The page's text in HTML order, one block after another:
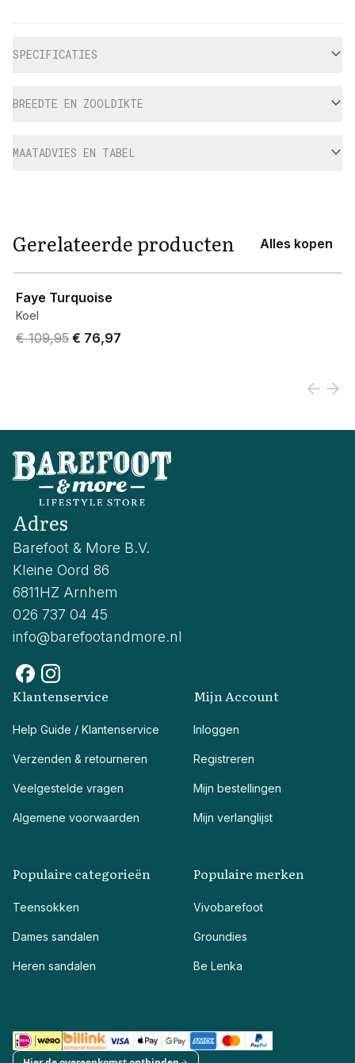
SPECIFICATIES
BREEDTE EN ZOOLDIKTE
MAATADVIES EN TABEL
Gerelateerde producten Alles kopen
Faye Turquoise
Koel
Original price was € 109,95.
€ 109,95 Current price is € 76,97.
€ 76,97
Adres
Barefoot & More B.V.
Kleine Oord 86
6811HZ Arnhem
026 737 04 45
info@barefootandmore.nl
Klantenservice
Help Guide / Klantenservice
Verzenden & retourneren
Veelgestelde vragen
Algemene voorwaarden
Mijn Account
Inloggen
Registreren
Mijn bestellingen
Mijn verlanglijst
Populaire categorieën
Teensokken
Dames sandalen
Heren sandalen
Populaire merken
Vivobarefoot
Groundies
Be Lenka